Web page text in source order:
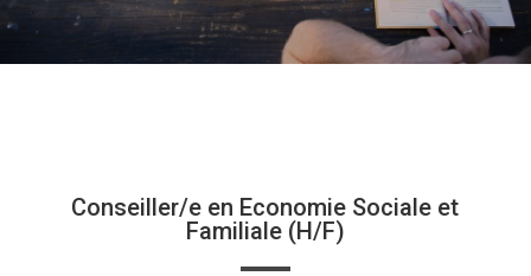
Conseiller/e en Economie Sociale et
Familiale (H/F)